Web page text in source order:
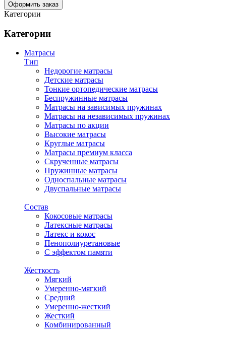
Оформить заказ
Категории
Категории
Матрасы
Тип
Недорогие матрасы
Детские матрасы
Тонкие ортопедические матрасы
Беспружинные матрасы
Матрасы на зависимых пружинах
Матрасы на независимых пружинах
Матрасы по акции
Высокие матрасы
Круглые матрасы
Матрасы премиум класса
Скрученные матрасы
Пружинные матрасы
Односпальные матрасы
Двуспальные матрасы
Состав
Кокосовые матрасы
Латексные матрасы
Латекс и кокос
Пенополиуретановые
С эффектом памяти
Жесткость
Мягкий
Умеренно-мягкий
Средний
Умеренно-жесткий
Жесткий
Комбинированный